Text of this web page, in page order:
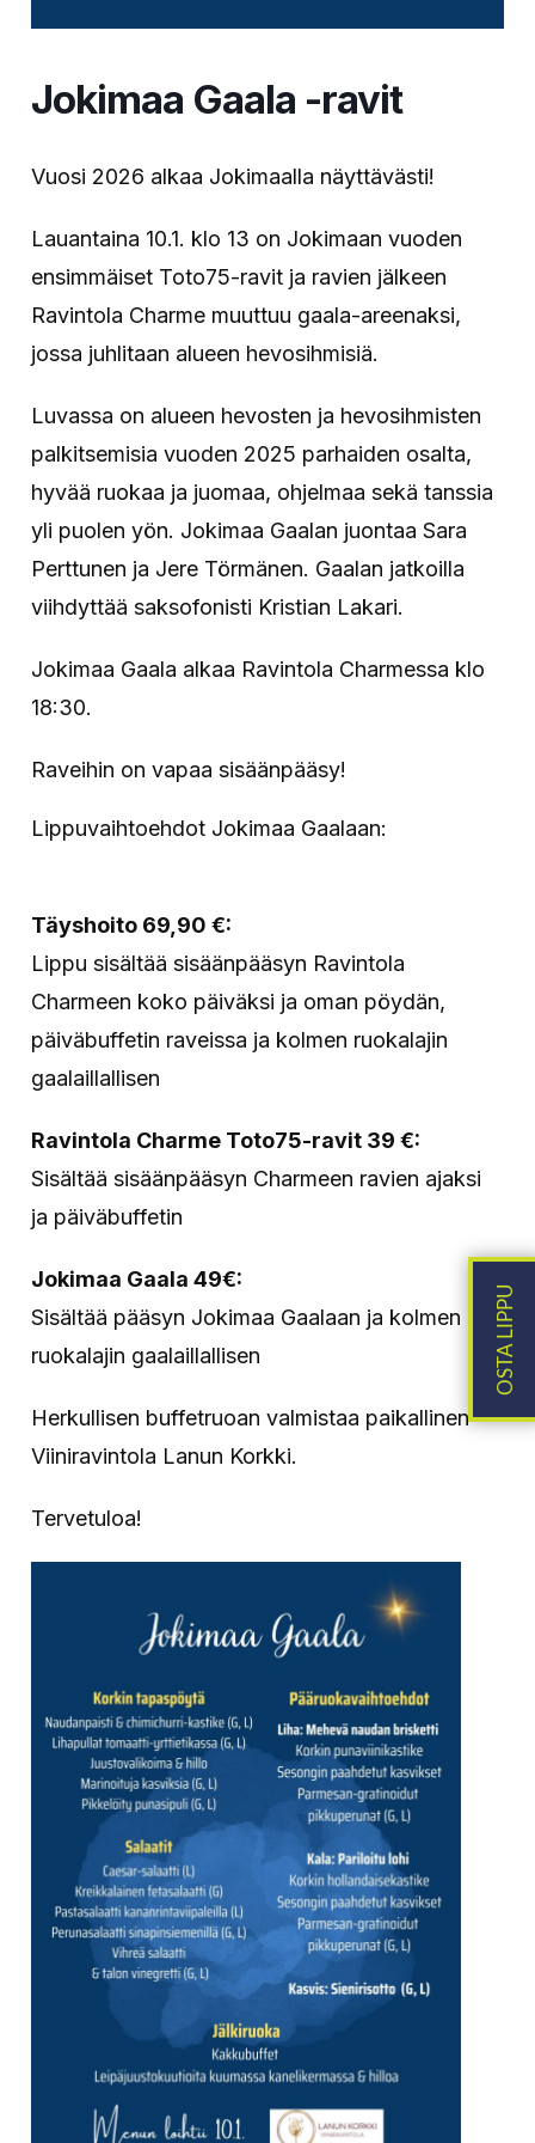
Jokimaa Gaala -ravit
Vuosi 2026 alkaa Jokimaalla näyttävästi!
Lauantaina 10.1. klo 13 on Jokimaan vuoden
ensimmäiset Toto75-ravit ja ravien jälkeen
Ravintola Charme muuttuu gaala-areenaksi,
jossa juhlitaan alueen hevosihmisiä.
Luvassa on alueen hevosten ja hevosihmisten
palkitsemisia vuoden 2025 parhaiden osalta,
hyvää ruokaa ja juomaa, ohjelmaa sekä tanssia
yli puolen yön. Jokimaa Gaalan juontaa Sara
Perttunen ja Jere Törmänen. Gaalan jatkoilla
viihdyttää saksofonisti Kristian Lakari.
Jokimaa Gaala alkaa Ravintola Charmessa klo
18:30.
Raveihin on vapaa sisäänpääsy!
Lippuvaihtoehdot Jokimaa Gaalaan:
Täyshoito 69,90 €:
Lippu sisältää sisäänpääsyn Ravintola
Charmeen koko päiväksi ja oman pöydän,
päiväbuffetin raveissa ja kolmen ruokalajin
gaalaillallisen
Ravintola Charme Toto75-ravit 39 €:
Sisältää sisäänpääsyn Charmeen ravien ajaksi
ja päiväbuffetin
Jokimaa Gaala 49€:
Sisältää pääsyn Jokimaa Gaalaan ja kolmen
ruokalajin gaalaillallisen
Herkullisen buffetruoan valmistaa paikallinen
Viiniravintola Lanun Korkki.
Tervetuloa!